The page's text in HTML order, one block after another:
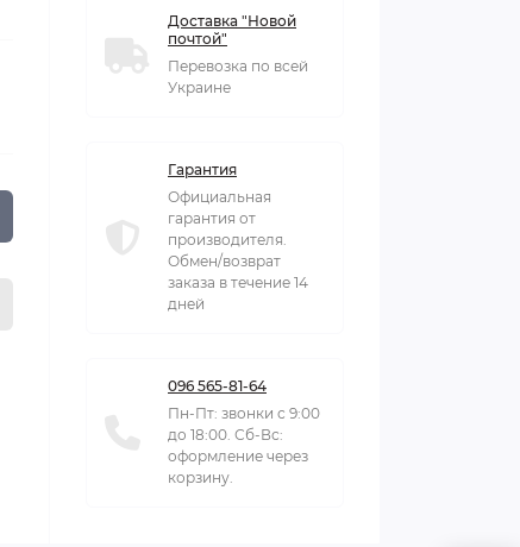
Доставка "Новой
почтой"
Перевозка по всей
Украине
Гарантия
Официальная
гарантия от
производителя.
Обмен/возврат
заказа в течение 14
дней
096 565-81-64
Пн-Пт: звонки с 9:00
до 18:00. Сб-Вс:
оформление через
корзину.